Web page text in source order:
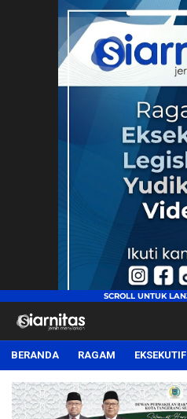
siarnitas
Jernih Menyiarkan
BERANDA RAGAM EKSEKUTIF